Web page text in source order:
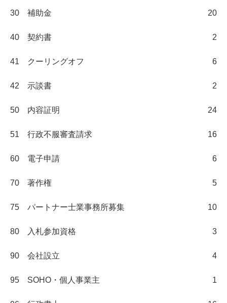
30 補助金 20
40 契約書 2
41 クーリングオフ 6
42 示談書 2
50 内容証明 24
51 行政不服審査請求 16
60 電子申請 6
70 著作権 5
75 パートナー士業事務所募集 10
80 入札参加資格 3
90 会社設立 4
95 SOHO・個人事業主 1